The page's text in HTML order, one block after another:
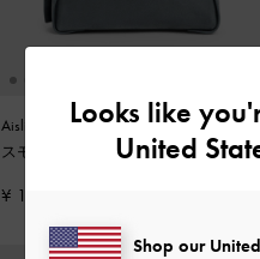
Aislin アシュリン ショルダーバッグ
スモーキーブルー
¥ 15,900
Looks like
United
Shop our